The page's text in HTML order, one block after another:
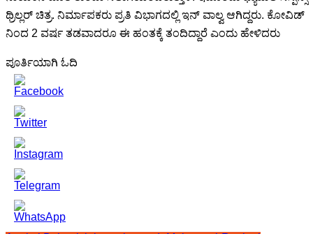
ಥ್ರಿಲ್ಲರ್ ಚಿತ್ರ. ನಿರ್ಮಾಪಕರು ಪ್ರತಿ ವಿಭಾಗದಲ್ಲಿ ಇನ್ ವಾಲ್ವ ಆಗಿದ್ದರು. ಕೋವಿಡ್
ನಿಂದ 2 ವರ್ಷ ತಡವಾದರೂ ಈ ಹಂತಕ್ಕೆ ತಂದಿದ್ದಾರೆ ಎಂದು ಹೇಳಿದರು
ಪೂರ್ತಿಯಾಗಿ ಓದಿ